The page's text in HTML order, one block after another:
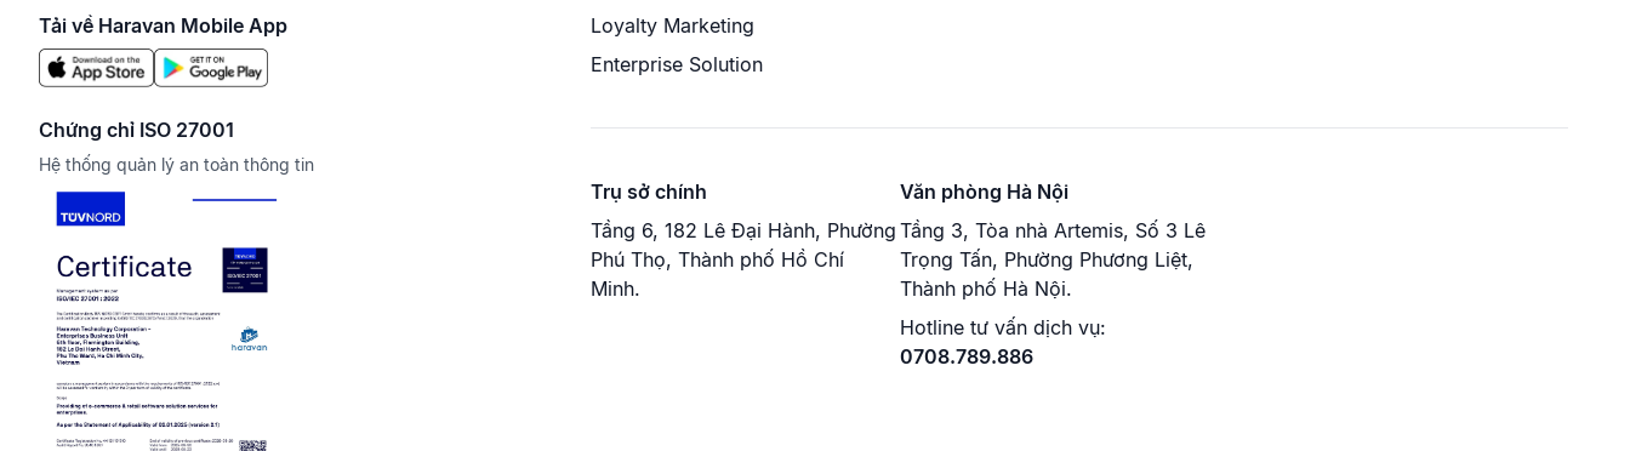
Tải về Haravan Mobile App
Chứng chỉ ISO 27001
Hệ thống quản lý an toàn thông tin
Loyalty Marketing
Enterprise Solution
Trụ sở chính
Tầng 6, 182 Lê Đại Hành, Phường
Phú Thọ, Thành phố Hồ Chí
Minh.
Văn phòng Hà Nội
Tầng 3, Tòa nhà Artemis, Số 3 Lê
Trọng Tấn, Phường Phương Liệt,
Thành phố Hà Nội.
Hotline tư vấn dịch vụ:
0708.789.886